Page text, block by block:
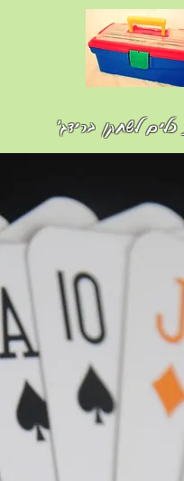
לשחקן ברידג'